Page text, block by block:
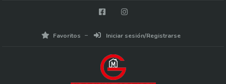
Favoritos Iniciar sesión/Registrarse